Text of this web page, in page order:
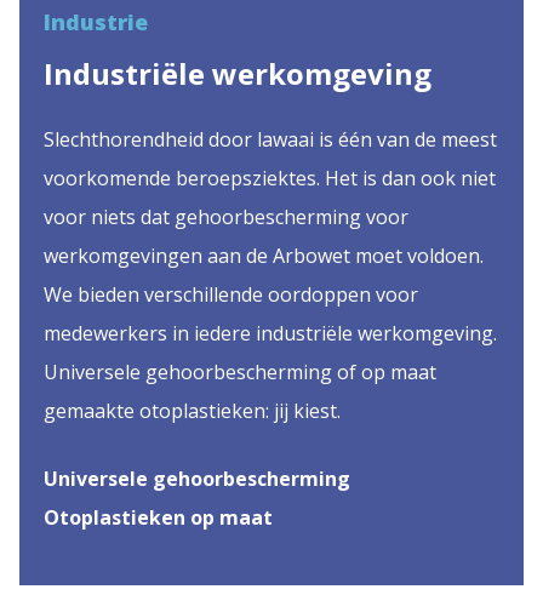
Industrie
Industriële werkomgeving
Slechthorendheid door lawaai is één van de meest
voorkomende beroepsziektes. Het is dan ook niet
voor niets dat gehoorbescherming voor
werkomgevingen aan de Arbowet moet voldoen.
We bieden verschillende oordoppen voor
medewerkers in iedere industriële werkomgeving.
Universele gehoorbescherming of op maat
gemaakte otoplastieken: jij kiest.
Universele gehoorbescherming
Otoplastieken op maat